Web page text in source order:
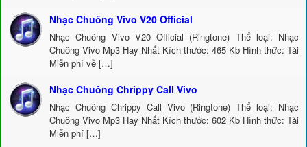
Nhạc Chuông Vivo V20 Official
Nhạc Chuông Vivo V20 Official (Ringtone) Thể loại: Nhạc
Chuông Vivo Mp3 Hay Nhất Kích thước: 465 Kb Hình thức: Tải
Miễn phí về […]
Nhạc Chuông Chrippy Call Vivo
Nhạc Chuông Chrippy Call Vivo (Ringtone) Thể loại: Nhạc
Chuông Vivo Mp3 Hay Nhất Kích thước: 602 Kb Hình thức: Tải
Miễn phí […]